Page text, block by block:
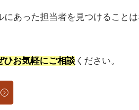
あった担当者を見つけること
ひお気軽にご相談 ください。